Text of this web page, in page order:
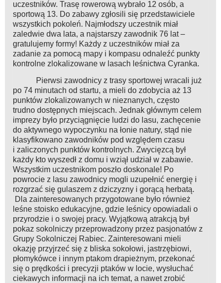
uczestników. Trasę rowerową wybrało 12 osób, a
sportową 13. Do zabawy zgłosili się przedstawiciele
wszystkich pokoleń. Najmłodszy uczestnik miał
zaledwie dwa lata, a najstarszy zawodnik 76 lat –
gratulujemy formy! Każdy z uczestników miał za
zadanie za pomocą mapy i kompasu odnaleźć punkty
kontrolne zlokalizowane w lasach leśnictwa Cyranka.
Pierwsi zawodnicy z trasy sportowej wracali już
po 74 minutach od startu, a mieli do zdobycia aż 13
punktów zlokalizowanych w nieznanych, często
trudno dostępnych miejscach. Jednak głównym celem
imprezy było przyciągnięcie ludzi do lasu, zachęcenie
do aktywnego wypoczynku na łonie natury, stąd nie
klasyfikowano zawodników pod względem czasu
i zaliczonych punktów kontrolnych. Zwycięzcą był
każdy kto wyszedł z domu i wziął udział w zabawie.
Wszystkim uczestnikom poszło doskonale! Po
powrocie z lasu zawodnicy mogli uzupełnić energię i
rozgrzać się gulaszem z dziczyzny i gorącą herbatą.
Dla zainteresowanych przygotowane było również
leśne stoisko edukacyjne, gdzie leśnicy opowiadali o
przyrodzie i o swojej pracy. Wyjątkową atrakcją był
pokaz sokolniczy przeprowadzony przez pasjonatów z
Grupy Sokolniczej Rabiec. Zainteresowani mieli
okazję przyjrzeć się z bliska sokołowi, jastrzębiowi,
płomykówce i innym ptakom drapieżnym, przekonać
się o prędkości i precyzji ptaków w locie, wysłuchać
ciekawych informacji na ich temat, a nawet zrobić